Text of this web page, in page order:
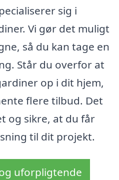
sig i
Vi gør det muligt
så du kan tage en
Står du overfor at
op i dit hjem,
flere tilbud. Det
og sikre, at du får
til dit projekt.
uforpligtende